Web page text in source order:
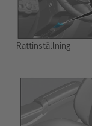
Rattinställning